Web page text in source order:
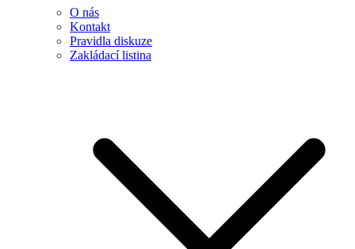
O nás
Kontakt
Pravidla diskuze
Zakládací listina